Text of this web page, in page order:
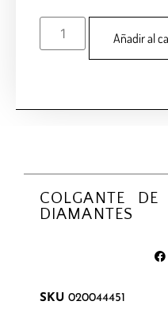
Añadir al
COLGANTE
DIAMANTES
SKU 020044451